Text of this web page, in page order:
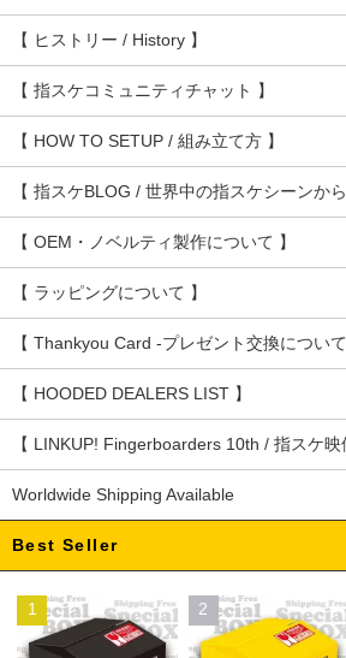
【 ヒストリー / History 】
【 指スケコミュニティチャット 】
【 HOW TO SETUP / 組み立て方 】
【 指スケBLOG / 世界中の指スケシーンか
【 OEM・ノベルティ製作について 】
【 ラッピングについて 】
【 Thankyou Card -プレゼント交換について
【 HOODED DEALERS LIST 】
【 LINKUP! Fingerboarders 10th / 指スケ映
Worldwide Shipping Available
Best Seller
1 2